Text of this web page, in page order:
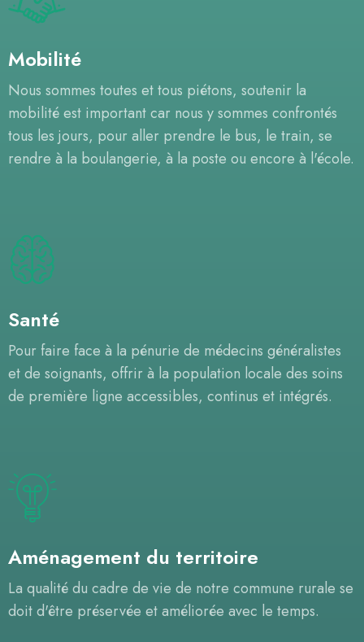
Mobilité
Nous sommes toutes et tous piétons, soutenir la
mobilité est important car nous y sommes confrontés
tous les jours, pour aller prendre le bus, le train, se
rendre à la boulangerie, à la poste ou encore à l'école.
Santé
Pour faire face à la pénurie de médecins généralistes
et de soignants, offrir à la population locale des soins
de première ligne accessibles, continus et intégrés.
Aménagement du territoire
La qualité du cadre de vie de notre commune rurale se
doit d'être préservée et améliorée avec le temps.